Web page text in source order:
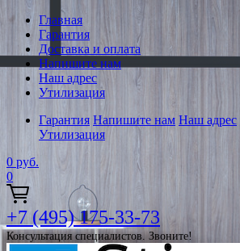
Главная
Гарантия
Доставка и оплата
Напишите нам
Наш адрес
Утилизация
Гарантия Напишите нам Наш адрес
Утилизация
0 руб.
0
+7 (495) 175-33-73
Консультация специалистов. Звоните!